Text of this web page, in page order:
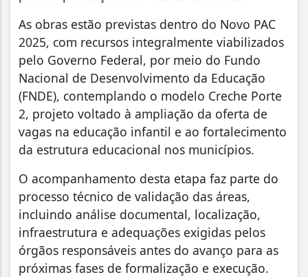
As obras estão previstas dentro do Novo PAC
2025, com recursos integralmente viabilizados
pelo Governo Federal, por meio do Fundo
Nacional de Desenvolvimento da Educação
(FNDE), contemplando o modelo Creche Porte
2, projeto voltado à ampliação da oferta de
vagas na educação infantil e ao fortalecimento
da estrutura educacional nos municípios.
O acompanhamento desta etapa faz parte do
processo técnico de validação das áreas,
incluindo análise documental, localização,
infraestrutura e adequações exigidas pelos
órgãos responsáveis antes do avanço para as
próximas fases de formalização e execução.